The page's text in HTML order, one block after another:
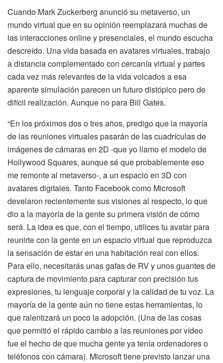
Cuando Mark Zuckerberg anunció su metaverso, un
mundo virtual que en su opinión reemplazará muchas de
las interacciones online y presenciales, el mundo escucha
descreído. Una vida basada en avatares virtuales, trabajo
a distancia complementado con cercanía virtual y partes
cada vez más relevantes de la vida volcados a esa
aparente simulación parecen un futuro distópico pero de
difícil realización. Aunque no para Bill Gates.
“En los próximos dos o tres años, predigo que la mayoría
de las reuniones virtuales pasarán de las cuadrículas de
imágenes de cámaras en 2D -que yo llamo el modelo de
Hollywood Squares, aunque sé que probablemente eso
me remonte al metaverso-, a un espacio en 3D con
avatares digitales. Tanto Facebook como Microsoft
develaron recientemente sus visiones al respecto, lo que
dio a la mayoría de la gente su primera visión de cómo
será. La idea es que, con el tiempo, utilices tu avatar para
reunirte con la gente en un espacio virtual que reproduzca
la sensación de estar en una habitación real con ellos.
Para ello, necesitarás unas gafas de RV y unos guantes de
captura de movimiento para capturar con precisión tus
expresiones, tu lenguaje corporal y la calidad de tu voz. La
mayoría de la gente aún no tiene estas herramientas, lo
que ralentizará un poco la adopción. (Una de las cosas
que permitió el rápido cambio a las reuniones por vídeo
fue el hecho de que mucha gente ya tenía ordenadores o
teléfonos con cámara). Microsoft tiene previsto lanzar una